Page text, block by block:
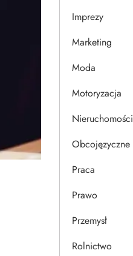
Imprezy
Marketing
Moda
Motoryzacja
Nieruchomości
Obcojęzyczne
Praca
Prawo
Przemysł
Rolnictwo